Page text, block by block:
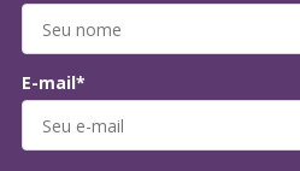
E-mail*